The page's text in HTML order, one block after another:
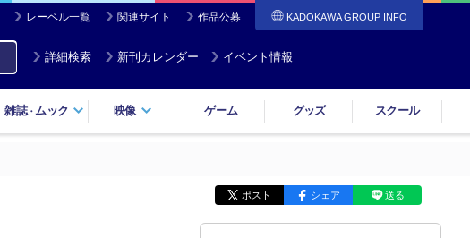
レーベル一覧 関連サイト 作品公募 KADOKAWA GROUP INFO
詳細検索 新刊カレンダー イベント情報
雑誌・ ムック 映像 ゲーム グッズ スクール
ポスト シェア 送る